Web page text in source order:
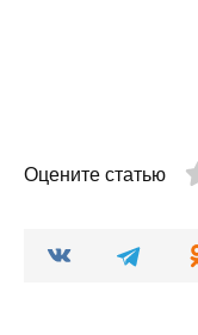
Оцените статью